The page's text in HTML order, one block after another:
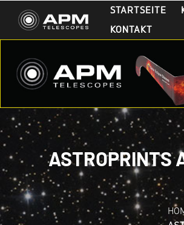
STARTSEITE
KONTAKT
ASTROPRINTS